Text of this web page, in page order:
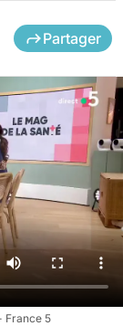
Partager
France 5